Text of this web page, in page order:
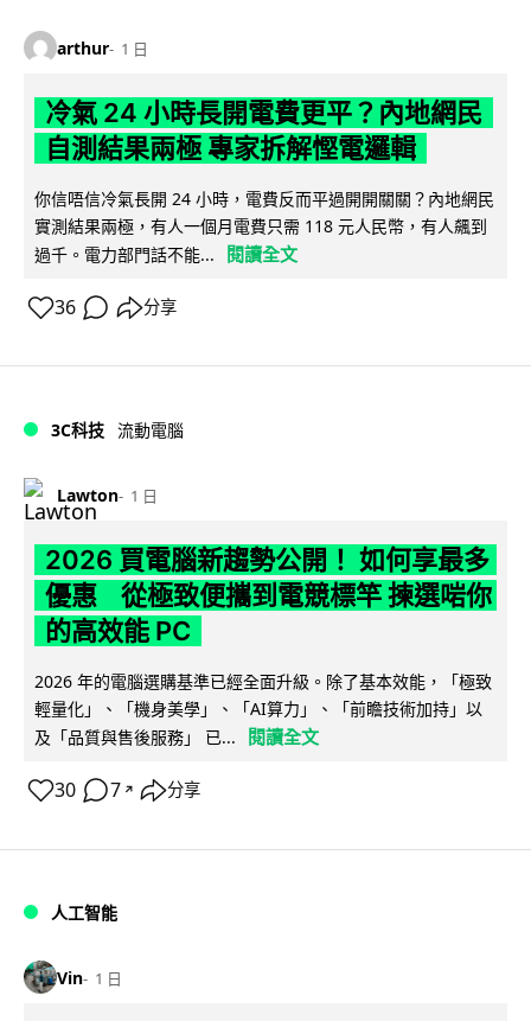
arthur 1 日
冷氣 24 小時長開電費更平？內地網民
自測結果兩極 專家拆解慳電邏輯
你信唔信冷氣長開 24 小時，電費反而平過開開關關？內地網民
實測結果兩極，有人一個月電費只需 118 元人民幣，有人飆到
過千。電力部門話不能...
閱讀全文
36 分享
3C科技 流動電腦
Lawton 1 日
2026 買電腦新趨勢公開！ 如何享最多
優惠 從極致便攜到電競標竿 揀選啱你
的高效能 PC
2026 年的電腦選購基準已經全面升級。除了基本效能，「極致
輕量化」、「機身美學」、「AI算力」、「前瞻技術加持」以
及「品質與售後服務」 已...
閱讀全文
30 7 ↗ 分享
人工智能
Vin 1 日